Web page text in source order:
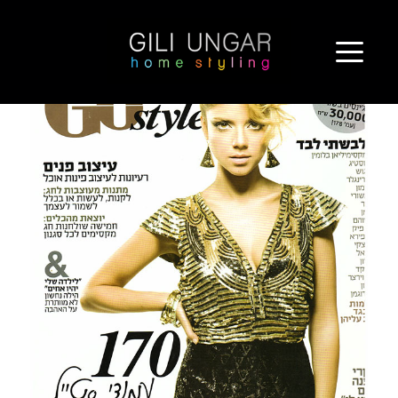
https://giliungar.co.il/wp-content/uploads/2016/03/go-style.pdf